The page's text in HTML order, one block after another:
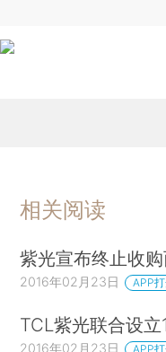
相关阅读
紫光宣布终止收
2016年02月23日 APP
TCL紫光联合设
2016年02月23日 APP